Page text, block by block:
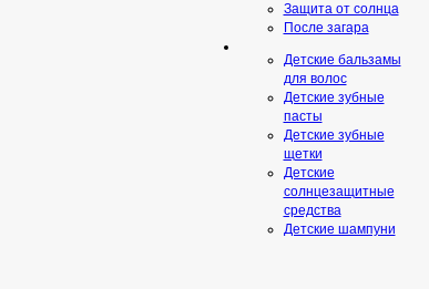
Защита от солнца
После загара
Детские бальзамы
для волос
Детские зубные
пасты
Детские зубные
щетки
Детские
солнцезащитные
средства
Детские шампуни